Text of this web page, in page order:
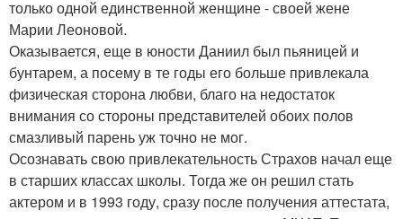
только одной единственной женщине - своей жене
Марии Леоновой.
Оказывается, еще в юности Даниил был пьяницей и
бунтарем, а посему в те годы его больше привлекала
физическая сторона любви, благо на недостаток
внимания со стороны представителей обоих полов
смазливый парень уж точно не мог.
Осознавать свою привлекательность Страхов начал еще
в старших классах школы. Тогда же он решил стать
актером и в 1993 году, сразу после получения аттестата,